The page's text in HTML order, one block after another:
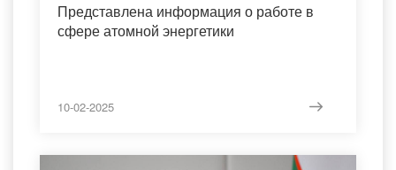
Представлена информация о работе в
сфере атомной энергетики
10-02-2025